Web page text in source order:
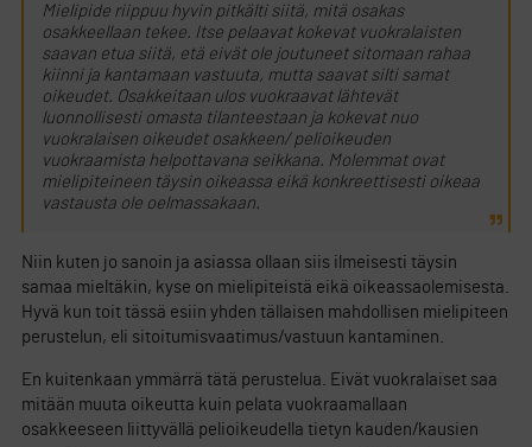
Mielipide riippuu hyvin pitkälti siitä, mitä osakas
osakkeellaan tekee. Itse pelaavat kokevat vuokralaisten
saavan etua siitä, etä eivät ole joutuneet sitomaan rahaa
kiinni ja kantamaan vastuuta, mutta saavat silti samat
oikeudet. Osakkeitaan ulos vuokraavat lähtevät
luonnollisesti omasta tilanteestaan ja kokevat nuo
vuokralaisen oikeudet osakkeen/ pelioikeuden
vuokraamista helpottavana seikkana. Molemmat ovat
mielipiteineen täysin oikeassa eikä konkreettisesti oikeaa
vastausta ole oelmassakaan.
Niin kuten jo sanoin ja asiassa ollaan siis ilmeisesti täysin
samaa mieltäkin, kyse on mielipiteistä eikä oikeassaolemisesta.
Hyvä kun toit tässä esiin yhden tällaisen mahdollisen mielipiteen
perustelun, eli sitoitumisvaatimus/vastuun kantaminen.
En kuitenkaan ymmärrä tätä perustelua. Eivät vuokralaiset saa
mitään muuta oikeutta kuin pelata vuokraamallaan
osakkeeseen liittyvällä pelioikeudella tietyn kauden/kausien